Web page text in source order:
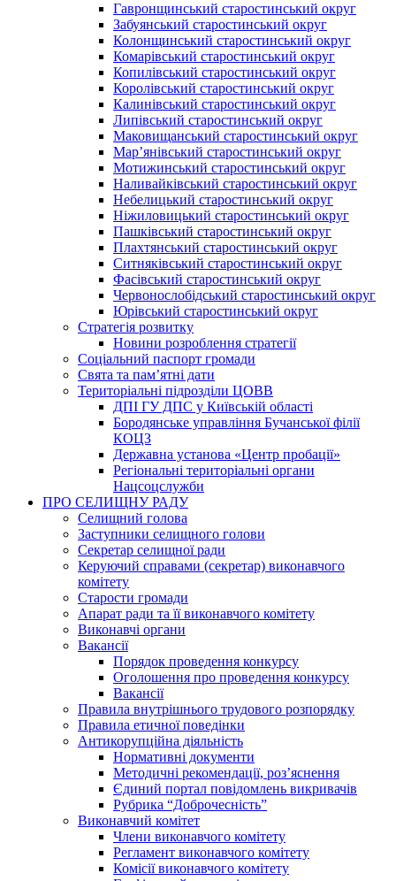
Гавронщинський старостинський округ
Забуянський старостинський округ
Колонщинський старостинський округ
Комарівський старостинський округ
Копилівський старостинський округ
Королівський старостинський округ
Калинівський старостинський округ
Липівський старостинський округ
Маковищанський старостинський округ
Мар’янівський старостинський округ
Мотижинський старостинський округ
Наливайківський старостинський округ
Небелицький старостинський округ
Ніжиловицький старостинський округ
Пашківський старостинський округ
Плахтянський старостинський округ
Ситняківський старостинський округ
Фасівський старостинський округ
Червонослобідський старостинський округ
Юрівський старостинський округ
Стратегія розвитку
Новини розроблення стратегії
Соціальний паспорт громади
Свята та пам’ятні дати
Територіальні підрозділи ЦОВВ
ДПІ ГУ ДПС у Київській області
Бородянське управління Бучанської філії
КОЦЗ
Державна установа «Центр пробації»
Регіональні територіальні органи
Нацсоцслужби
ПРО СЕЛИЩНУ РАДУ
Селищний голова
Заступники селищного голови
Секретар селищної ради
Керуючий справами (секретар) виконавчого
комітету
Старости громади
Апарат ради та її виконавчого комітету
Виконавчі органи
Вакансії
Порядок проведення конкурсу
Оголошення про проведення конкурсу
Вакансії
Правила внутрішнього трудового розпорядку
Правила етичної поведінки
Антикорупційна діяльність
Нормативні документи
Методичні рекомендації, роз’яснення
Єдиний портал повідомлень викривачів
Рубрика “Доброчесність”
Виконавчий комітет
Члени виконавчого комітету
Регламент виконавчого комітету
Комісії виконавчого комітету